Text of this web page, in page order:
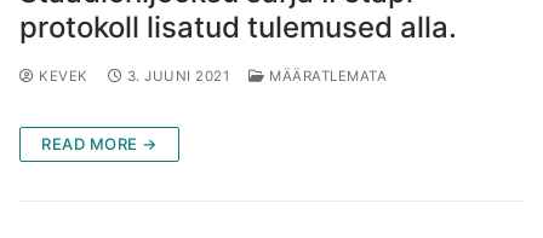
protokoll lisatud tulemused alla.
KEVEK 3. JUUNI 2021 MÄÄRATLEMATA
READ MORE →